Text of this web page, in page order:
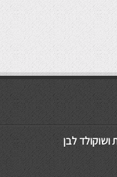
ושוקולד לבן